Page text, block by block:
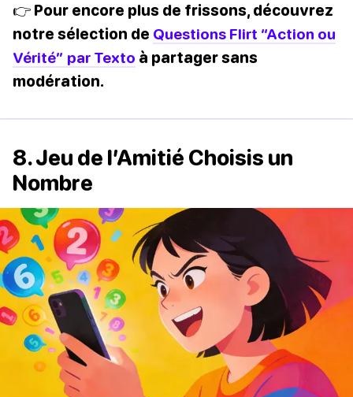
👉 Pour encore plus de frissons, découvrez
notre sélection de Questions Flirt “Action ou
Vérité” par Texto à partager sans
modération.
8. Jeu de l’Amitié Choisis un
Nombre